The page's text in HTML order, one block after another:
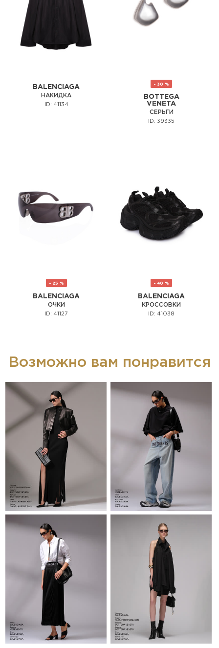
BALENCIAGA
НАКИДКА
ID: 41134
- 30 %
BOTTEGA
VENETA
СЕРЬГИ
ID: 39335
- 25 %
BALENCIAGA
ОЧКИ
ID: 41127
- 40 %
BALENCIAGA
КРОССОВКИ
ID: 41038
Возможно вам понравится